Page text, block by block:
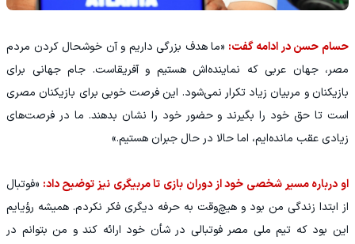
حسام حسن در ادامه گفت: «ما هدف بزرگی داریم و آن خوشحال کردن مردم
مصر، جهان عربی که نماینده‌اش هستیم و آفریقاست. جام جهانی برای
بازیکنان و مربیان زیاد تکرار نمی‌شود. این فرصت خوبی برای بازیکنان مصری
است تا حق خود را بگیرند و حضور خود را نشان بدهند. ما در فرصت‌های
زیادی عقب مانده‌ایم، اما حالا در حال جبران هستیم.»
او درباره مسیر شخصی خود از دوران بازی تا مربیگری نیز توضیح داد: «فوتبال
از ابتدا زندگی من بود و هیچ‌وقت به حرفه دیگری فکر نکردم. همیشه رؤیایم
این بود که تیم ملی مصر فوتبالی در شأن خود ارائه کند و من بتوانم در